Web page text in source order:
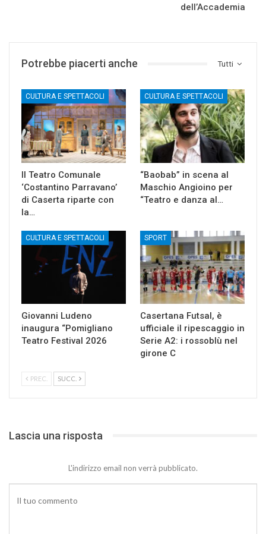
dell’Accademia
Tutti
Potrebbe piacerti anche
CULTURA E SPETTACOLI
Il Teatro Comunale
‘Costantino Parravano’
di Caserta riparte con
la…
CULTURA E SPETTACOLI
“Baobab” in scena al
Maschio Angioino per
“Teatro e danza al…
CULTURA E SPETTACOLI
Giovanni Ludeno
inaugura “Pomigliano
Teatro Festival 2026
SPORT
Casertana Futsal, è
ufficiale il ripescaggio in
Serie A2: i rossoblù nel
girone C
PREC. SUCC.
Lascia una risposta
L'indirizzo email non verrà pubblicato.